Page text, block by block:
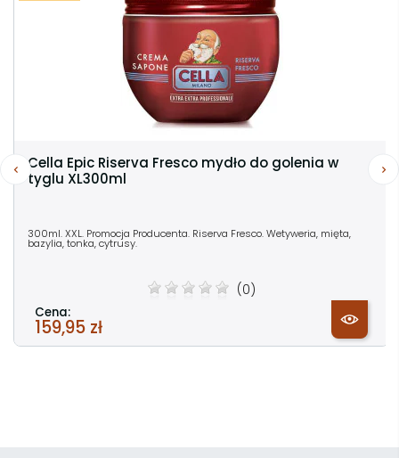
Cella Epic Riserva Fresco mydło do golenia w
tyglu XL300ml
300ml. XXL. Promocja Producenta. Riserva Fresco. Wetyweria, mięta,
bazylia, tonka, cytrusy.
(0)
Cena:
159,95 zł